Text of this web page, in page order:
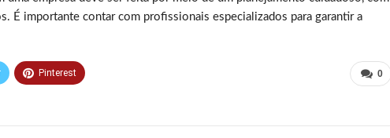
É importante contar com profissionais especializados para garantir a
0
Pinterest